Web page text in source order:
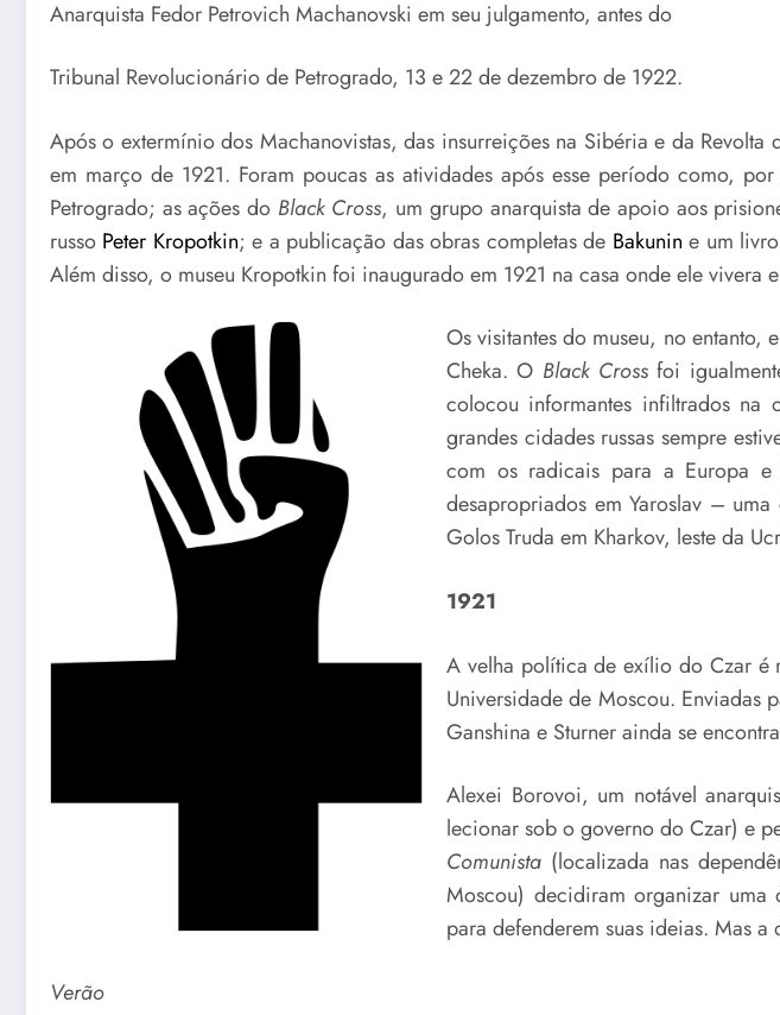
Anarquista Fedor Petrovich Machanovski em seu julgamento, antes do
Tribunal Revolucionário de Petrogrado, 13 e 22 de dezembro de 1922.
Após o extermínio dos Machanovistas, das insurreições na Sibéria e da Revolta
em março de 1921. Foram poucas as atividades após esse período como,
Petrogrado; as ações do Black Cross, um grupo anarquista de apoio aos
russo Peter Kropotkin; e a publicação das obras completas de Bakunin e um
Além disso, o museu Kropotkin foi inaugurado em 1921 na casa onde ele
Os visitantes do museu, no
Cheka. O Black Cross foi
colocou informantes infiltrados na
grandes cidades russas sempre
com os radicais para a Europa e
desapropriados em Yaroslav –
Golos Truda em Kharkov, leste da
1921
A velha política de exílio do Czar é
Universidade de Moscou. Enviadas
Ganshina e Sturner ainda se
Alexei Borovoi, um notável
lecionar sob o governo do Czar) e
Comunista (localizada nas
Moscou) decidiram organizar uma
para defenderem suas ideias. Mas
Verão